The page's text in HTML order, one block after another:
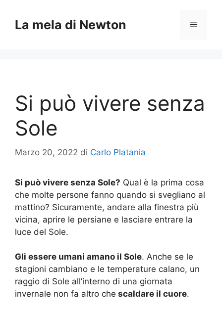
contenuto
La mela di Newton Menu
Si può vivere senza
Sole
Marzo 20, 2022 di Carlo Platania
Si può vivere senza Sole? Qual è la prima cosa
che molte persone fanno quando si svegliano al
mattino? Sicuramente, andare alla finestra più
vicina, aprire le persiane e lasciare entrare la
luce del Sole.
Gli essere umani amano il Sole. Anche se le
stagioni cambiano e le temperature calano, un
raggio di Sole all’interno di una giornata
invernale non fa altro che scaldare il cuore.